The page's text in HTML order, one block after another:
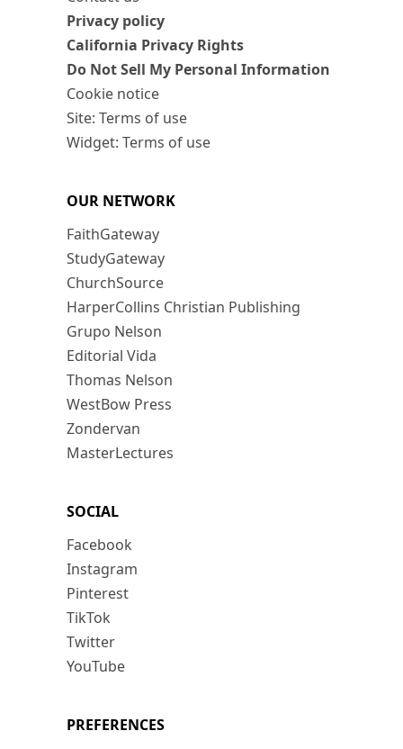
Privacy policy
California Privacy Rights
Do Not Sell My Personal Information
Cookie notice
Site: Terms of use
Widget: Terms of use
OUR NETWORK
FaithGateway
StudyGateway
ChurchSource
HarperCollins Christian Publishing
Grupo Nelson
Editorial Vida
Thomas Nelson
WestBow Press
Zondervan
MasterLectures
SOCIAL
Facebook
Instagram
Pinterest
TikTok
Twitter
YouTube
PREFERENCES